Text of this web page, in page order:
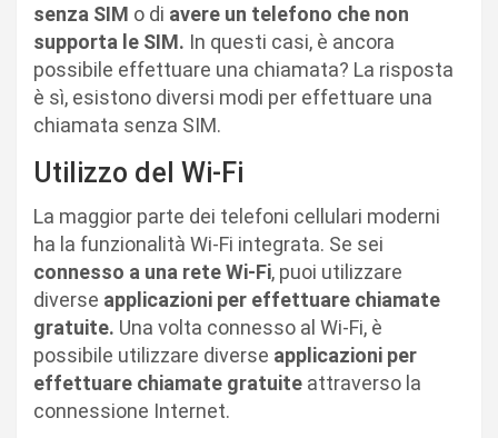
senza SIM o di avere un telefono che non
supporta le SIM. In questi casi, è ancora
possibile effettuare una chiamata? La risposta
è sì, esistono diversi modi per effettuare una
chiamata senza SIM.
Utilizzo del Wi-Fi
La maggior parte dei telefoni cellulari moderni
ha la funzionalità Wi-Fi integrata. Se sei
connesso a una rete Wi-Fi, puoi utilizzare
diverse applicazioni per effettuare chiamate
gratuite. Una volta connesso al Wi-Fi, è
possibile utilizzare diverse applicazioni per
effettuare chiamate gratuite attraverso la
connessione Internet.